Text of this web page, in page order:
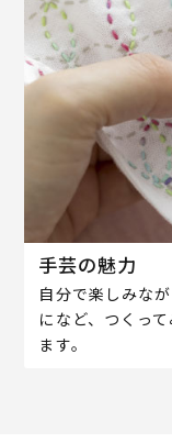
手芸の魅力
自分で楽しみな
になど、つくっ
ます。